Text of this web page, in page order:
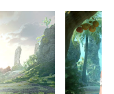
la cosa più
di
del tuo